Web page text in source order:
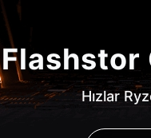
Flashstor
Hızlar